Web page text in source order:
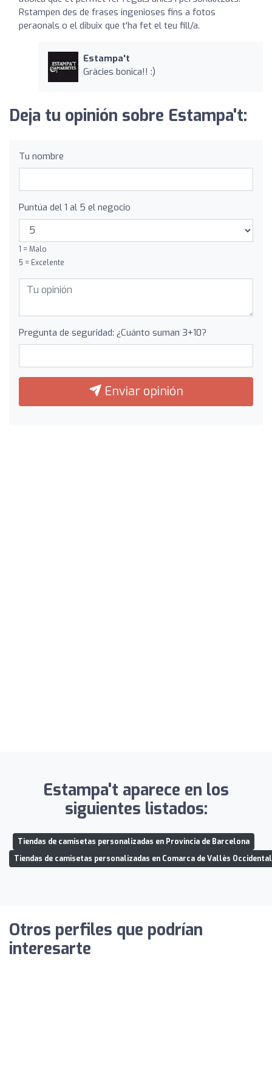
Rstampen des de frases ingenioses fins a fotos
peraonals o el dibuix que t'ha fet el teu fill/a.
Estampa't
Gràcies bonica!! :)
Deja tu opinión sobre Estampa't:
Tu nombre
Puntúa del 1 al 5 el negocio
1 = Malo
5 = Excelente
Pregunta de seguridad: ¿Cuánto suman 3+10?
Enviar opinión
Estampa't aparece en los
siguientes listados:
Tiendas de camisetas personalizadas en Provincia de Barcelona
Tiendas de camisetas personalizadas en Comarca de Vallès Occidental
Otros perfiles que podrían
interesarte